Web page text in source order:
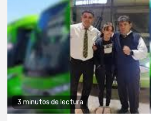
3 minutos de lectura